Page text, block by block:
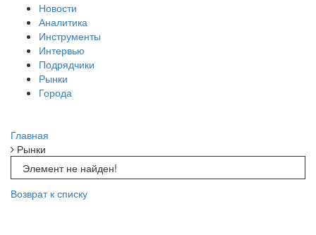
Новости
Аналитика
Инструменты
Интервью
Подрядчики
Рынки
Города
Главная
Рынки
Элемент не найден!
Возврат к списку